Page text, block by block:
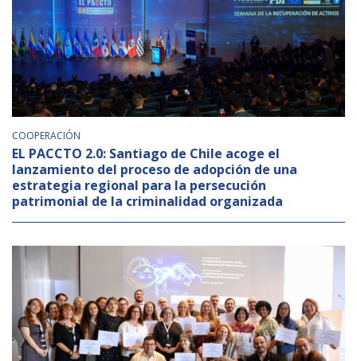
COOPERACIÓN
EL PACCTO 2.0: Santiago de Chile acoge el
lanzamiento del proceso de adopción de una
estrategia regional para la persecución
patrimonial de la criminalidad organizada